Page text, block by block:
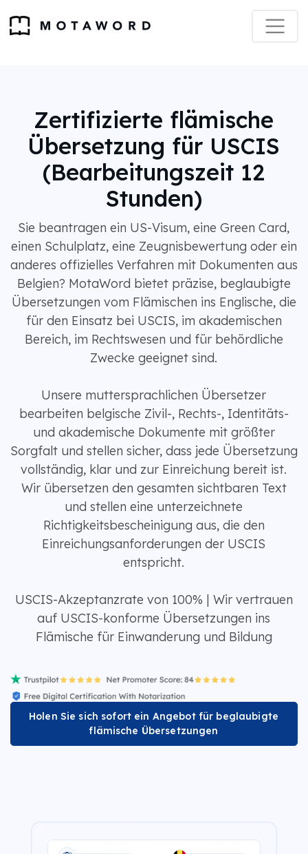
Zertifizierte flämische
Übersetzung für USCIS
(Bearbeitungszeit 12
Stunden)
Sie beantragen ein US-Visum, eine Green Card,
einen Schulplatz, eine Zeugnisbewertung oder ein
anderes offizielles Verfahren mit Dokumenten aus
Belgien? MotaWord bietet präzise, ​​beglaubigte
Übersetzungen vom Flämischen ins Englische, die
für den Einsatz bei USCIS, im akademischen
Bereich, im Rechtswesen und für behördliche
Zwecke geeignet sind.
Unsere muttersprachlichen Übersetzer
bearbeiten belgische Zivil-, Rechts-, Identitäts-
und akademische Dokumente mit größter
Sorgfalt und stellen sicher, dass jede Übersetzung
vollständig, klar und zur Einreichung bereit ist.
Wir übersetzen den gesamten sichtbaren Text
und stellen eine unterzeichnete
Richtigkeitsbescheinigung aus, die den
Einreichungsanforderungen der USCIS
entspricht.
USCIS-Akzeptanzrate von 100% | Wir vertrauen
auf USCIS-konforme Übersetzungen ins
Flämische für Einwanderung und Bildung
Holen Sie sich sofort ein Angebot für beglaubigte
flämische Übersetzungen